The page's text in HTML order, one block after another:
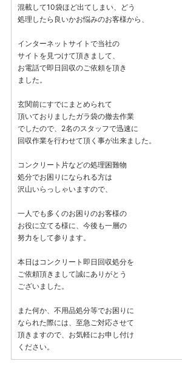
混載して10袋ほど出てしまい、どう
処理したら良いかお悩みのお客様から、
インターネットサイトで当社の
サイトを見つけて頂きまして、
お電話で即日回収のご依頼を頂き
ました。
玄関前にすでにまとめられて
頂いておりましたガラ袋の撤去作業
でしたので、2名のスタッフで迅速に
回収作業を行わせて頂く事が出来ました。
コンクリート片などの処理困難物
処分でお困りになられる方は
沢山いらっしゃいますので、
一人でも多くのお困りのお客様の
お役に立てる様に、今後も一層の
努力をして参ります。
本日はコンクリート即日回収処分を
ご依頼頂きまして誠にありがとう
ございました。
また何か、不用品処分等でお困りに
なられた際には、至急ご対応させて
頂きますので、お気軽にお申し付け
ください。